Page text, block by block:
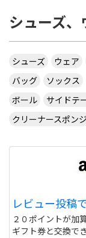
シューズ
シューズ ウェア
バッグ
ソックス
ボール
サイドテ
クリーナースポンジ
レビュー投稿
２０ポイントが加
ギフト券と交換でき